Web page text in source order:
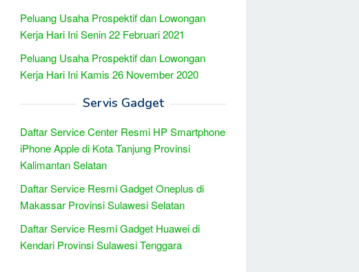
Peluang Usaha Prospektif dan Lowongan
Kerja Hari Ini Senin 22 Februari 2021
Peluang Usaha Prospektif dan Lowongan
Kerja Hari Ini Kamis 26 November 2020
Servis Gadget
Daftar Service Center Resmi HP Smartphone
iPhone Apple di Kota Tanjung Provinsi
Kalimantan Selatan
Daftar Service Resmi Gadget Oneplus di
Makassar Provinsi Sulawesi Selatan
Daftar Service Resmi Gadget Huawei di
Kendari Provinsi Sulawesi Tenggara